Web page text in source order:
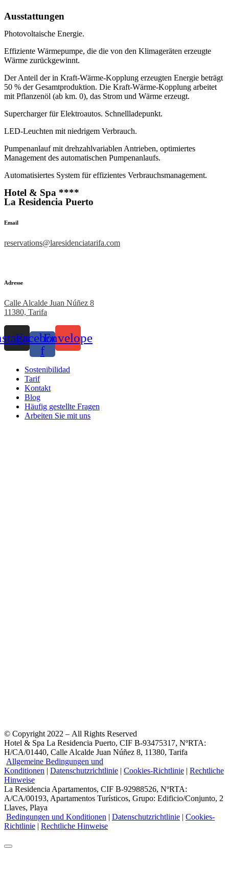
Ausstattungen
Photovoltaische Energie.
Effiziente Wärmepumpe, die die von den Klimageräten erzeugte
Wärme zurückgewinnt.
Der Anteil der in Kraft-Wärme-Kopplung erzeugten Energie beträgt
50 % der Gesamtproduktion. Die Kraft-Wärme-Kopplung arbeitet
mit Pflanzenöl (ab km. 0), das Strom und Wärme erzeugt.
Supercharger für Elektroautos. Schnellladepunkt.
LED-Leuchten mit niedrigem Verbrauch.
Pumpenanlauf mit drehzahlvariablen Antrieben, optimiertes
Management des automatischen Pumpenanlaufs.
Automatisiertes System für effizientes Verbrauchsmanagement.
Hotel & Spa ****
La Residencia Puerto
Email
reservations@laresidenciatarifa.com
Adresse
Calle Alcalde Juan Núñez 8
11380, Tarifa
Facebook-
f
Envelope
Sostenibilidad
Tarif
Kontakt
Blog
Häufig gestellte Fragen
Arbeiten Sie mit uns
© Copyright 2022 – All Rights Reserved
Hotel & Spa La Residencia Puerto, CIF B-93475317, NºRTA:
H/CA/01440, Calle Alcalde Juan Núñez 8, 11380, Tarifa
Allgemeine Bedingungen und
Konditionen | Datenschutzrichtlinie | Cookies-Richtlinie | Rechtliche
Hinweise
La Residencia Apartamentos, CIF B-92988526, NºRTA:
A/CA/00193, Apartamentos Turísticos, Grupo: Edificio/Conjunto, 2
Llaves, Playa
Bedingungen und Konditionen | Datenschutzrichtlinie | Cookies-
Richtlinie | Rechtliche Hinweise